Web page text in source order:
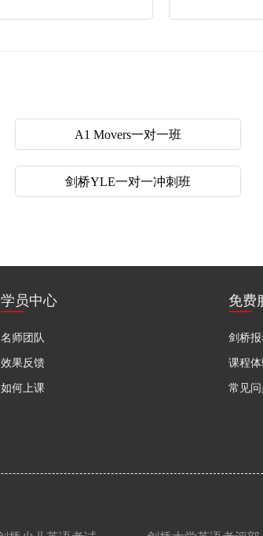
A1 Movers一对一班
剑桥YLE一对一冲刺班
学员中心
名师团队
效果反馈
如何上课
免费
剑桥
课程
常见问